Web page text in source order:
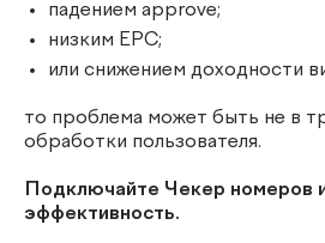
падением approve;
низким EPC;
или снижением доходности
то проблема может быть не в
обработки пользователя.
Подключайте Чекер номеров
эффективность.